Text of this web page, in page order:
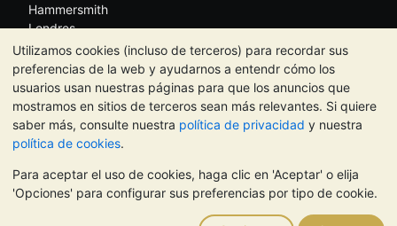
Utilizamos cookies (incluso de terceros) para recordar sus
preferencias de la web y ayudarnos a entendr cómo los
usuarios usan nuestras páginas para que los anuncios que
mostramos en sitios de terceros sean más relevantes. Si quiere
saber más, consulte nuestra política de privacidad y nuestra
política de cookies.
Para aceptar el uso de cookies, haga clic en 'Aceptar' o elija
'Opciones' para configurar sus preferencias por tipo de cookie.
Hammersmith
Londres
W6 8DA
Reino Unido
NOTA: El valor de los metales preciosos puede tanto bajar como
subir. Las tendencias históricas no garantizan la evolución
futura de los precios. Nada de lo contenido en los sitios web de